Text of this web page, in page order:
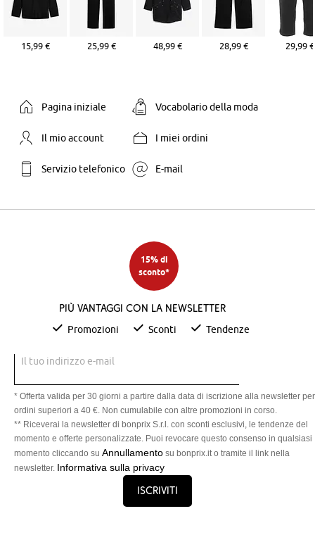
15,99 € 25,99 € 48,99 € 28,99 € 29,99 €
Pagina iniziale Vocabolario della moda
Il mio account I miei ordini
Servizio telefonico E-mail
15% di
sconto*
Più vantaggi con la newsletter
Promozioni Sconti Tendenze
Il tuo indirizzo e-mail
* Offerta valida per 30 giorni a partire dalla data di iscrizione alla newsletter per
ordini superiori a 40 €. Non cumulabile con altre promozioni in corso.
** Riceverai la newsletter di bonprix S.r.l. con sconti esclusivi, le tendenze del
momento e offerte personalizzate. Puoi revocare questo consenso in qualsiasi
momento cliccando su Annullamento su bonprix.it o tramite il link nella
newsletter. Informativa sulla privacy
Iscriviti